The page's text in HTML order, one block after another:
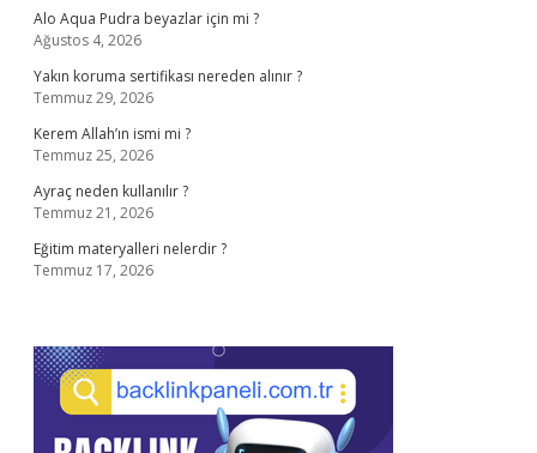
Alo Aqua Pudra beyazlar için mi ?
Ağustos 4, 2026
Yakın koruma sertifikası nereden alınır ?
Temmuz 29, 2026
Kerem Allah’ın ismi mi ?
Temmuz 25, 2026
Ayraç neden kullanılır ?
Temmuz 21, 2026
Eğitim materyalleri nelerdir ?
Temmuz 17, 2026